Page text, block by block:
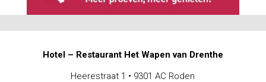
Hotel – Restaurant Het Wapen van Drenthe
Heerestraat 1 • 9301 AC Roden